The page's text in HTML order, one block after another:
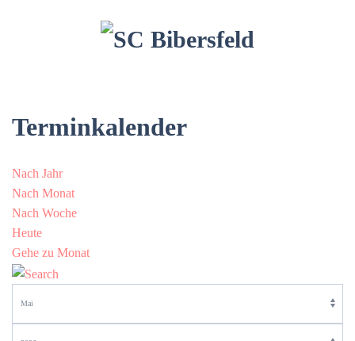
Terminkalender
Nach Jahr
Nach Monat
Nach Woche
Heute
Gehe zu Monat